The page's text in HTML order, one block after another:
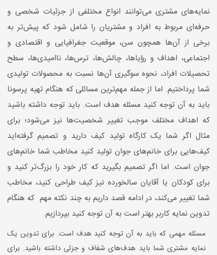
نمایه‌های مشتری می‌توانند انواع مختلفی از جزئیات شخصی و
حرفه‌ای مربوط به افراد و مشتریان را شامل شود که پیش‌تر به
برخی از آن‌ها همچون سن، موقعیت جغرافیایی و اقتصادی و
اجتماعی، اهداف و رؤیاها، چالش‌ها، ترس‌ها، ناامیدی‌ها، سطح
تحصیلات افراد، نحوه سوگیری آن‌ها نسبت به محصولات تولیدی
شما پرداختیم. اما از جمله مهم‌ترین مسائلی که هنگام تهیه پرسونا
باید به آن توجه کنید مسئله هدف است. باید توجه داشته باشید
که اهداف مختلف موجب تغییر شخصیت‌ها نیز می‌شود؛ برای
مثال اگر شما یک کارگاه تولید کیف دارید و تصمیم گرفته‌اید
کیف‌هایی برای خانم‌های جوان تولید کنید مخاطب شما خانم‌های
جوان است‌. اما اگر تصمیم بگیرید که کار خود را بزرگ‌تر کنید و
برای کودکان یا آقایان سالخورده نیز کیف طراحی کنید، مخاطب
شما تغییر می‌کند، در ادامه قصد داریم به چند نکته مهم که هنگام
تدوین نمایه کاربر بهتر است به آن توجه کنید بپردازیم.
مسئله مهمی که باید به آن توجه کنید هدف است. برای تدوین یک
نمایه مشتری شما باید هدف‌های شفاف و جزئی داشته باشید. برای